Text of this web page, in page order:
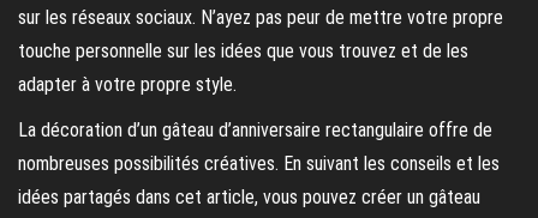
sur les réseaux sociaux. N’ayez pas peur de mettre votre propre
touche personnelle sur les idées que vous trouvez et de les
adapter à votre propre style.
La décoration d’un gâteau d’anniversaire rectangulaire offre de
nombreuses possibilités créatives. En suivant les conseils et les
idées partagés dans cet article, vous pouvez créer un gâteau